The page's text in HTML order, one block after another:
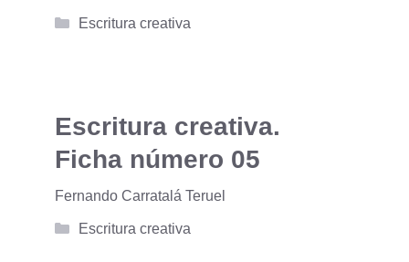
Categorías
Escritura creativa
Escritura creativa.
Ficha número 05
Fernando Carratalá Teruel
Categorías
Escritura creativa